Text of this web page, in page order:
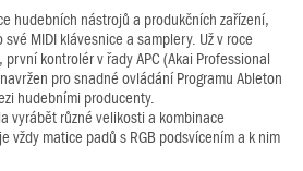
hudebních nástrojů a produkčních zařízení,
MIDI klávesnice a samplery. Už v roce
kontrolér v řady APC (Akai Professional
pro snadné ovládání Programu Ableton
hudebními producenty.
vyrábět různé velikosti a kombinace
vždy matice padů s RGB podsvícením a k nim